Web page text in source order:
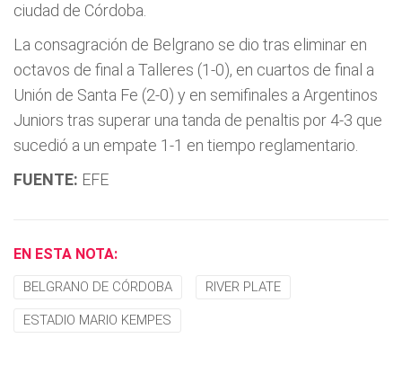
ciudad de Córdoba.
La consagración de Belgrano se dio tras eliminar en
octavos de final a Talleres (1-0), en cuartos de final a
Unión de Santa Fe (2-0) y en semifinales a Argentinos
Juniors tras superar una tanda de penaltis por 4-3 que
sucedió a un empate 1-1 en tiempo reglamentario.
FUENTE: EFE
EN ESTA NOTA:
BELGRANO DE CÓRDOBA RIVER PLATE
ESTADIO MARIO KEMPES